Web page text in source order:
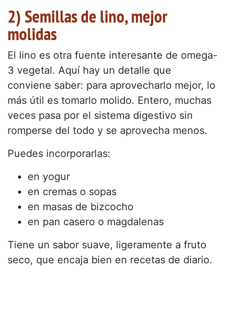
2) Semillas de lino, mejor
molidas
El lino es otra fuente interesante de omega-
3 vegetal. Aquí hay un detalle que
conviene saber: para aprovecharlo mejor, lo
más útil es tomarlo molido. Entero, muchas
veces pasa por el sistema digestivo sin
romperse del todo y se aprovecha menos.
Puedes incorporarlas:
en yogur
en cremas o sopas
en masas de bizcocho
en pan casero o magdalenas
Tiene un sabor suave, ligeramente a fruto
seco, que encaja bien en recetas de diario.